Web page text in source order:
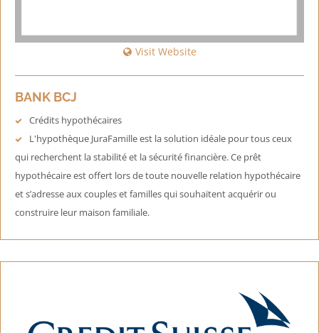
Visit Website
BANK BCJ
Crédits hypothécaires
L'hypothèque JuraFamille est la solution idéale pour tous ceux
qui recherchent la stabilité et la sécurité financière. Ce prêt
hypothécaire est offert lors de toute nouvelle relation hypothécaire
et s’adresse aux couples et familles qui souhaitent acquérir ou
construire leur maison familiale.